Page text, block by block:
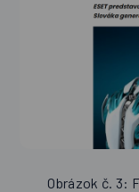
Obrázok č. 3: